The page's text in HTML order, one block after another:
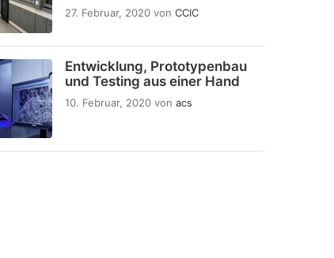
27. Februar, 2020 von CCIC
Entwicklung, Prototypenbau
und Testing aus einer Hand
10. Februar, 2020 von acs